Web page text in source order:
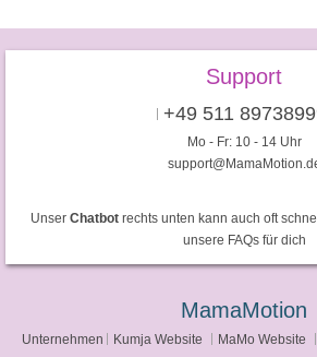
Support
+49 511
Mo - Fr: 10 - 14 Uhr
Unser Chatbotrechts unten kann auch oft
unsere FAQs für dich
MamaMotion
Unternehmen Kumja Website MaMo Website